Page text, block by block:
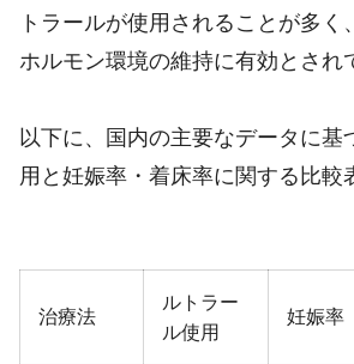
トラールが使用されることが多く
ホルモン環境の維持に有効とされ
以下に、国内の主要なデータに基
用と妊娠率・着床率に関する比較
治療法
ルトラー
ル使用
妊娠率